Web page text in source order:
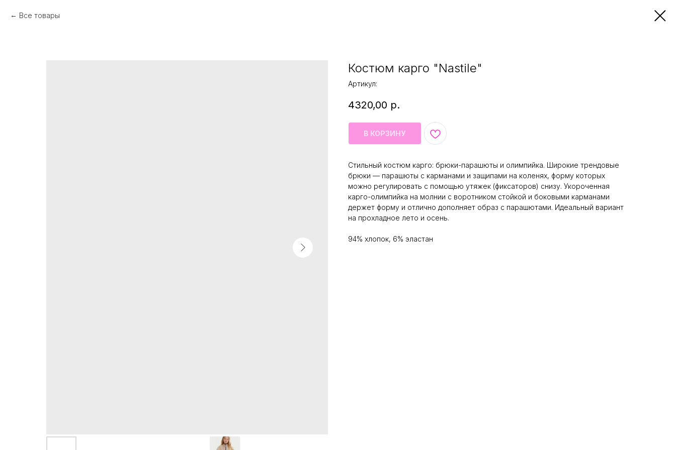
Все товары
Костюм карго "Nastile"
Артикул:
4320,00 р.
В КОРЗИНУ
Стильный костюм карго: брюки-парашюты и олимпийка. Широкие трендовые
брюки — парашюты с карманами и защипами на коленях, форму которых
можно регулировать с помощью утяжек (фиксаторов) снизу. Укороченная
карго-олимпийка на молнии с воротником стойкой и боковыми карманами
держет форму и отлично дополняет образ с парашютами. Идеальный вариант
на прохладное лето и осень.
94% хлопок, 6% эластан